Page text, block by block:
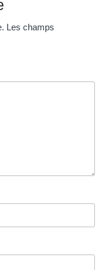
Les champs